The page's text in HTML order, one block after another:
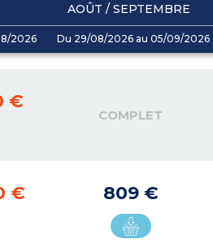
AOÛT / SEPTEMBRE
2026 Du 29/08/2026 au 05/09/2026
€
COMPLET
€ 809 €